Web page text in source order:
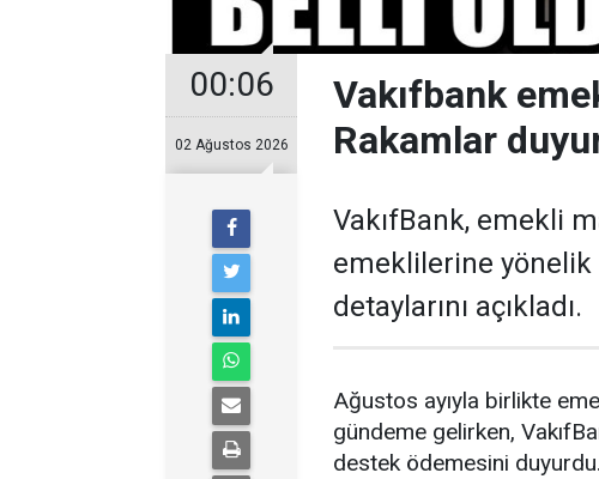
00:06
02 Ağustos 2026
Vakıfbank
Rakamlar
VakıfBank, emekli
emeklilerine yönelik
detaylarını açıkladı.
Ağustos ayıyla birlikte
gündeme gelirken,
destek ödemesini duyurdu.